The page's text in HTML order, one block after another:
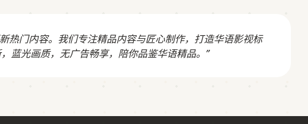
热门内容。我们专注精品内容与匠心制作，打造华语影视标
蓝光画质，无广告畅享，陪你品鉴华语精品。”